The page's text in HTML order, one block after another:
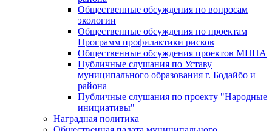
Общественные обсуждения по вопросам
экологии
Общественные обсуждения по проектам
Программ профилактики рисков
Общественные обсуждения проектов МНПА
Публичные слушания по Уставу
муниципального образования г. Бодайбо и
района
Публичные слушания по проекту "Народные
инициативы"
Наградная политика